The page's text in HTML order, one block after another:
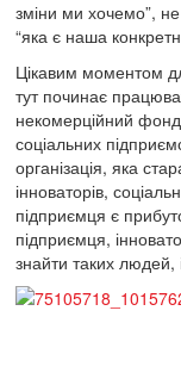
зміни ми хочемо”,
“яка є наша
Цікавим моментом
тут починає
некомерційний
соціальних
організація, яка
інноваторів,
підприємця є
підприємця,
знайти таких людей,